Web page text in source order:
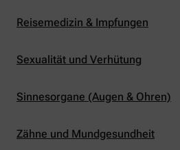
Reisemedizin & Impfungen
Sexualität und Verhütung
Sinnesorgane (Augen & Ohren)
Zähne und Mundgesundheit